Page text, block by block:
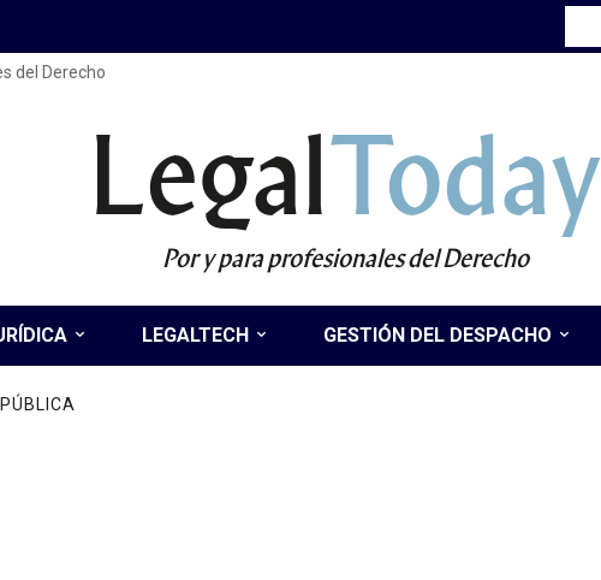
del Derecho
LegalToday
Por y para profesionales del Derecho
LEGALTECH GESTIÓN DEL DESPACHO